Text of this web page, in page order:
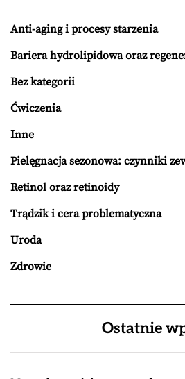
Anti-aging i procesy starzenia
Bariera hydrolipidowa oraz
Bez kategorii
Ćwiczenia
Inne
Pielęgnacja sezonowa: czynniki
Retinol oraz retinoidy
Trądzik i cera problematyczna
Uroda
Zdrowie
Ostatnie